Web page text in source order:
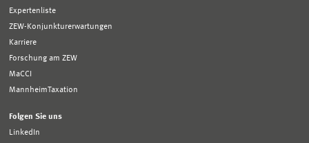
Expertenliste
ZEW-Konjunkturerwartungen
Karriere
Forschung am ZEW
MaCCI
MannheimTaxation
Folgen Sie uns
LinkedIn